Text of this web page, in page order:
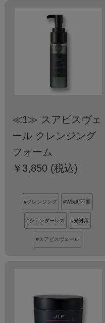
≪1≫ スアビスヴェ
ール クレンジング
フォーム
￥3,850 (税込)
#クレンジング #W洗顔不要
#ジェンダーレス #光対策
#スアビスヴェール